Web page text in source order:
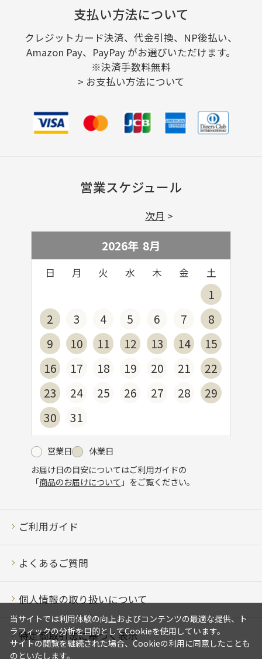
支払い方法について
クレジットカード決済、代金引換、NP後払い、
Amazon Pay、PayPay がお選びいただけます。
※決済手数料無料
> お支払い方法について
営業スケジュール
2026年 8月
日 月 火 水 木 金 土
1
2
3 4 5 6 7
8
9
10 11 12 13 14
15
16
17 18 19 20 21
22
23
24 25 26 27 28
29
30
31
次月
営業日
休業日
お届け日の目安についてはご利用ガイドの
「商品のお届けについて 」をご覧ください。
ご利用ガイド
よくあるご質問
個人情報の取り扱いについて
特定商取引法に基づく表示
当サイトでは利用体験の向上およびコンテンツの最適な提供、ト
ラフィックの分析を目的としてCookieを使用しています。
サイトの閲覧を継続された場合、Cookieの利用に同意したことも
のといたします。